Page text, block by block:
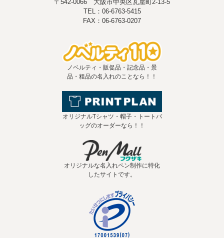
〒542-0066 大阪市中央区瓦屋町2-13-5
TEL：06-6763-5415
FAX：06-6763-0207
ノベルティ・販促品・記念品・景
品・粗品の名入れのことなら！！
オリジナルTシャツ・帽子・トートバ
ッグのオーダーなら！！
オリジナルな名入れペン制作に特化
したサイトです。